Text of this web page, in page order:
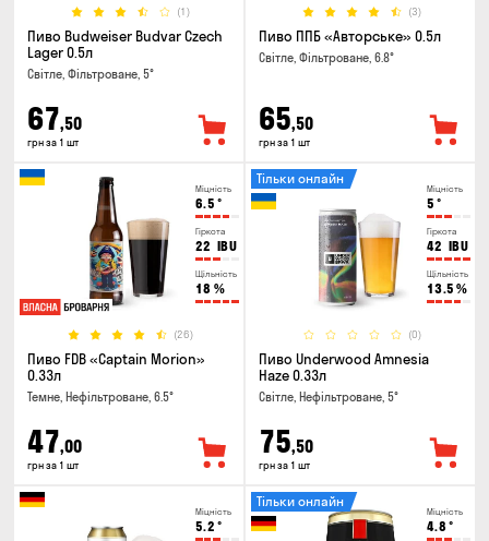
(1)
Пиво Budweiser Budvar Czech
Lager 0.5л
Світле, Фільтроване, 5°
67,50
грн за 1 шт
(3)
Пиво ППБ «Авторське» 0.5л
Світле, Фільтроване, 6.8°
65,50
грн за 1 шт
Міцність
6.5 °
Гіркота
22 IBU
Щільність
18 %
(26)
Пиво FDB «Captain Morion»
0.33л
Темне, Нефільтроване, 6.5°
47,00
грн за 1 шт
Міцність
5 °
Гіркота
42 IBU
Щільність
13.5 %
(0)
Тільки онлайн
Пиво Underwood Amnesia
Haze 0.33л
Світле, Нефільтроване, 5°
75,50
грн за 1 шт
Міцність
5.2 °
Міцність
4.8 °
Тільки онлайн